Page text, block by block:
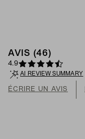
AVIS (46)
4.9
AI REVIEW SUMMARY
ÉCRIRE UN AVIS